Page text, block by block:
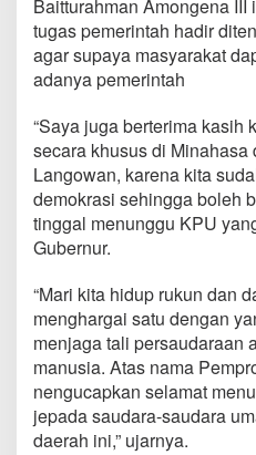
Baitturahman Amongena
tugas pemerintah hadir
agar supaya masyarakat
adanya pemerintah
“Saya juga berterima kasih
secara khusus di Minahasa
Langowan, karena kita
demokrasi sehingga boleh
tinggal menunggu KPU
Gubernur.
“Mari kita hidup rukun dan
menghargai satu dengan
menjaga tali persaudaraan
manusia. Atas nama
nengucapkan selamat
jepada saudara-saudara
daerah ini,” ujarnya.